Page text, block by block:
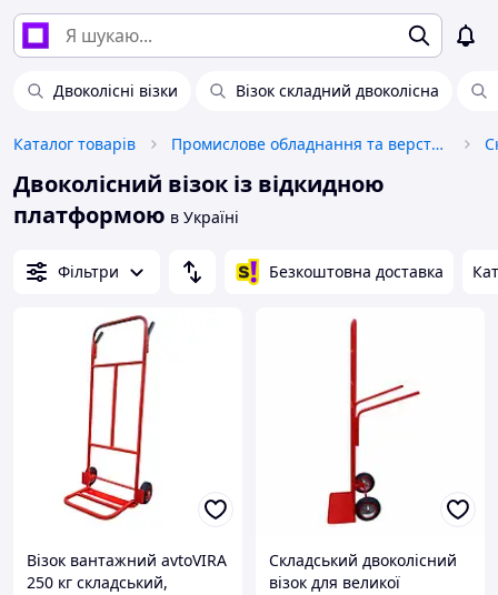
Двоколісні візки Візок складний двоколісна
Каталог товарів Промислове обладнання та верстати
Двоколісний візок із відкидною
платформою в Україні
Фільтри Безкоштовна доставка
Візок вантажний avtoVIRA
250 кг складський,
Складський двоколісний
візок для великої